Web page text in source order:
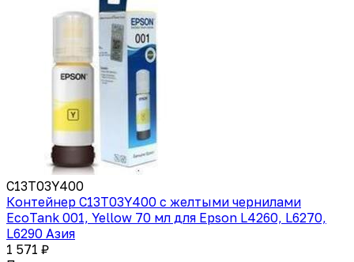
C13T03Y400
Контейнер C13T03Y400 с желтыми чернилами
EcoTank 001, Yellow 70 мл для Epson L4260, L6270,
L6290 Азия
1 571 ₽